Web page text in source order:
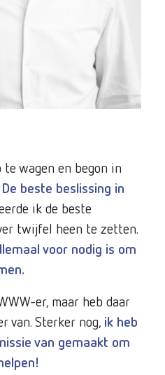
wagen en begon in
De beste beslissing in
ik de beste
twijfel heen te zetten.
voor nodig is om
er, maar heb daar
van. Sterker nog, ik heb
van gemaakt om